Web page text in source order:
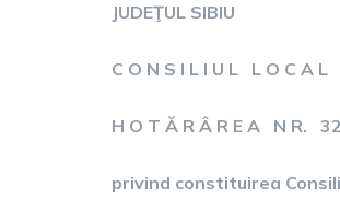
JUDEŢUL SIBIU
C O N S I L I U L L O C A
H O T Ă R Â R E A N R.
privind constituirea